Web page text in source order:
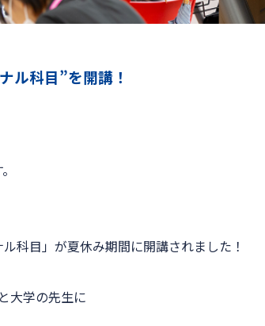
ル科目”を開講！
科目」 が夏休み期間に開講されました！
大学の先生に